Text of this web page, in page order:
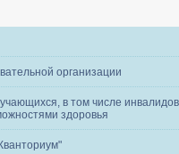
организации
в том числе
здоровья